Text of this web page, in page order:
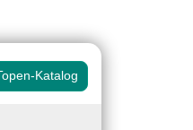
Katalog